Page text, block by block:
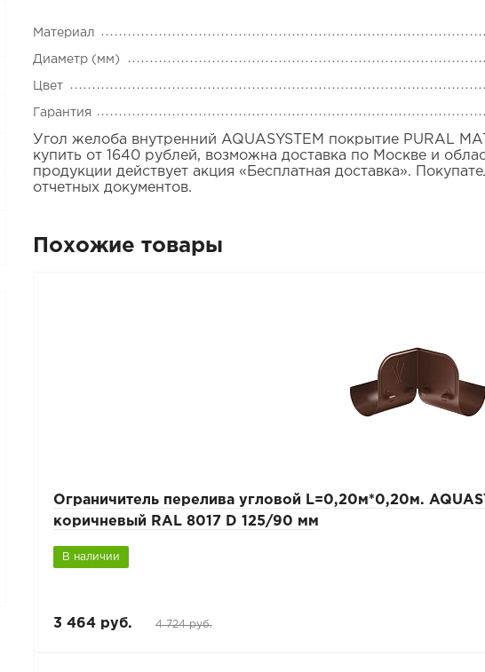
Материал
Диаметр (мм)
Цвет
Гарантия
Угол желоба внутренний AQUASYSTEM покрытие PURAL
купить от 1640 рублей, возможна доставка по Москве и
продукции действует акция «Бесплатная доставка».
отчетных документов.
Похожие товары
Ограничитель перелива угловой L=0,20м*0,20м.
коричневый RAL 8017 D 125/90 мм
В наличии
3 464 руб. 4 724 руб.